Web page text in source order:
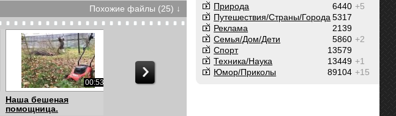
Похожие файлы (25) ↓
00:53
Наша бешеная
помощница.
+5
6440
Природа
5317
Путешествия/Cтраны/Города
2139
Реклама
+2
5860
Семья/Дом/Дети
13579
Спорт
+1
13449
Техника/Наука
+15
89104
Юмор/Приколы